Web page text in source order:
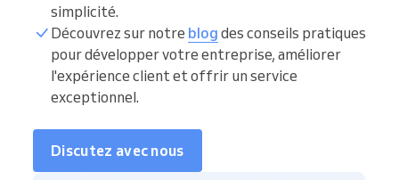
simplicité.
Découvrez sur notre blog des conseils pratiques
pour développer votre entreprise, améliorer
l'expérience client et offrir un service
exceptionnel.
Discutez avec nous